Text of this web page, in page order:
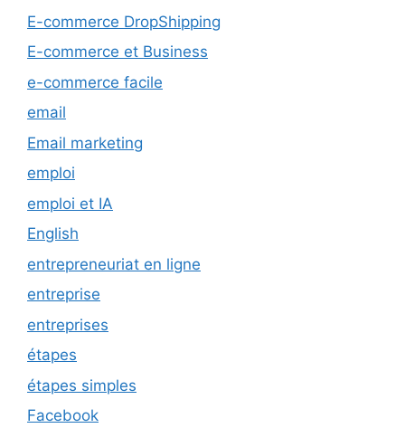
E-commerce DropShipping
E-commerce et Business
e-commerce facile
email
Email marketing
emploi
emploi et IA
English
entrepreneuriat en ligne
entreprise
entreprises
étapes
étapes simples
Facebook